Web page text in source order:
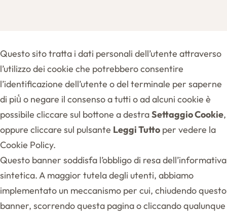
Questo sito tratta i dati personali dell’utente attraverso
l’utilizzo dei cookie che potrebbero consentire
l’identificazione dell’utente o del terminale per saperne
di più̀ o negare il consenso a tutti o ad alcuni cookie è
possibile cliccare sul bottone a destraSettaggio Cookie,
oppure cliccare sul pulsante Leggi Tutto per vedere la
Cookie Policy.
Questo banner soddisfa l’obbligo di resa dell’informativa
sintetica. A maggior tutela degli utenti, abbiamo
implementato un meccanismo per cui, chiudendo questo
banner, scorrendo questa pagina o cliccando qualunque